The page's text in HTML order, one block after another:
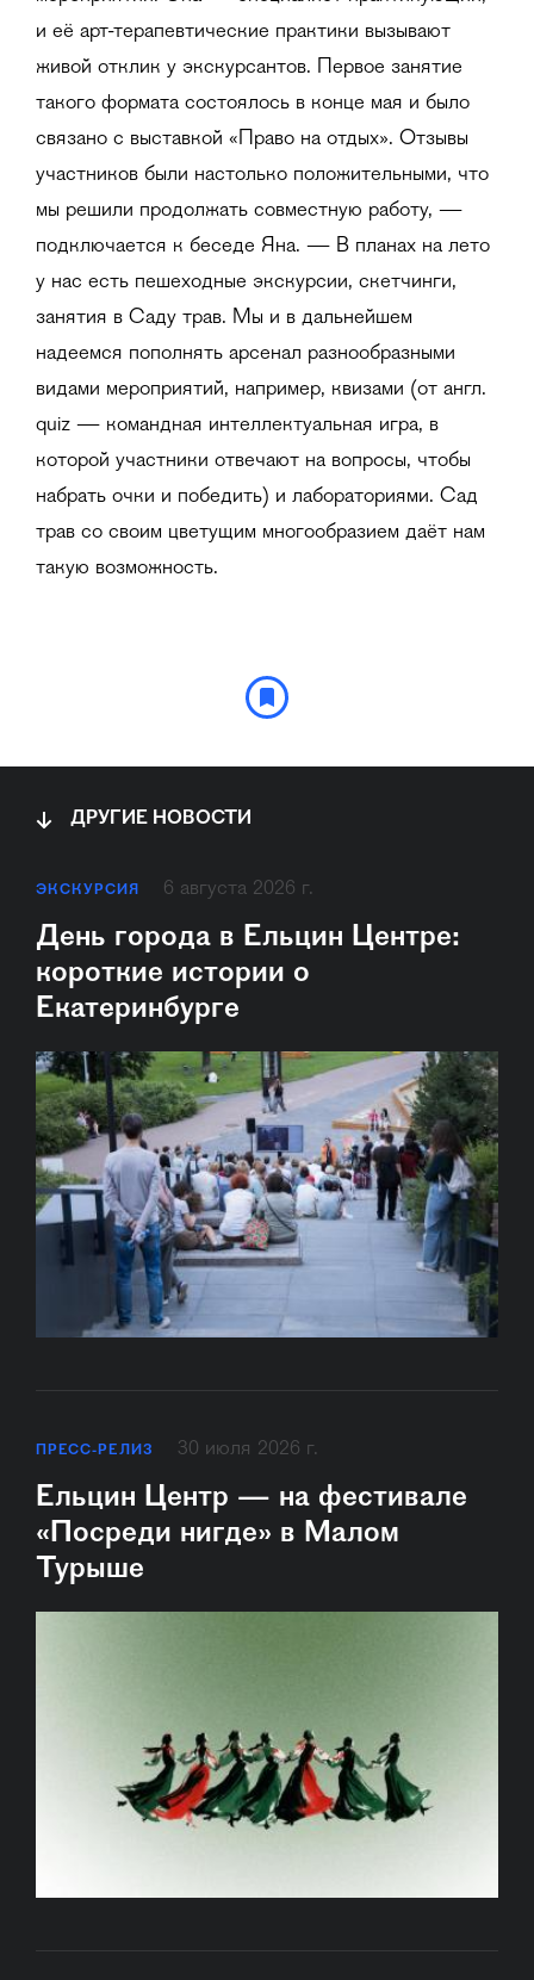
и её арт-терапевтические практики вызывают
живой отклик у экскурсантов. Первое занятие
такого формата состоялось в конце мая и было
связано с выставкой «Право на отдых». Отзывы
участников были настолько положительными, что
мы решили продолжать совместную работу, —
подключается к беседе Яна. — В планах на лето
у нас есть пешеходные экскурсии, скетчинги,
занятия в Саду трав. Мы и в дальнейшем
надеемся пополнять арсенал разнообразными
видами мероприятий, например, квизами (от англ.
quiz — командная интеллектуальная игра, в
которой участники отвечают на вопросы, чтобы
набрать очки и победить) и лабораториями. Сад
трав со своим цветущим многообразием даёт нам
такую возможность.
ДРУГИЕ НОВОСТИ
ЭКСКУРСИЯ 6 августа 2026 г.
День города в Ельцин Центре:
короткие истории о
Екатеринбурге
ПРЕСС-РЕЛИЗ 30 июля 2026 г.
Ельцин Центр — на фестивале
«Посреди нигде» в Малом
Турыше